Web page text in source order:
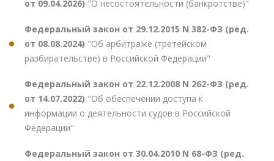
от 09.04.2026) "О несостоятельности (банкротстве)"
Федеральный закон от 29.12.2015 N 382-ФЗ (ред.
от 08.08.2024) "Об арбитраже (третейском
разбирательстве) в Российской Федерации"
Федеральный закон от 22.12.2008 N 262-ФЗ (ред.
от 14.07.2022) "Об обеспечении доступа к
информации о деятельности судов в Российской
Федерации"
Федеральный закон от 30.04.2010 N 68-ФЗ (ред.